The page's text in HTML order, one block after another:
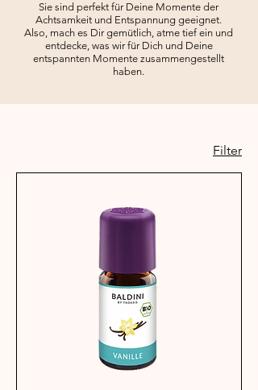
Sie sind perfekt für Deine Momente der
Achtsamkeit und Entspannung geeignet.
Also, mach es Dir gemütlich, atme tief ein und
entdecke, was wir für Dich und Deine
entspannten Momente zusammengestellt
haben.
Filter